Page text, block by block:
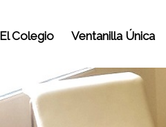
El Colegio Ventanilla Única